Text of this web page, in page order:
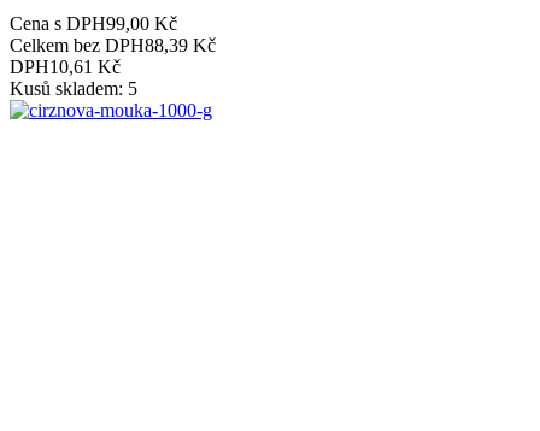
Cena s DPH99,00 Kč
Celkem bez DPH88,39 Kč
DPH10,61 Kč
Kusů skladem: 5